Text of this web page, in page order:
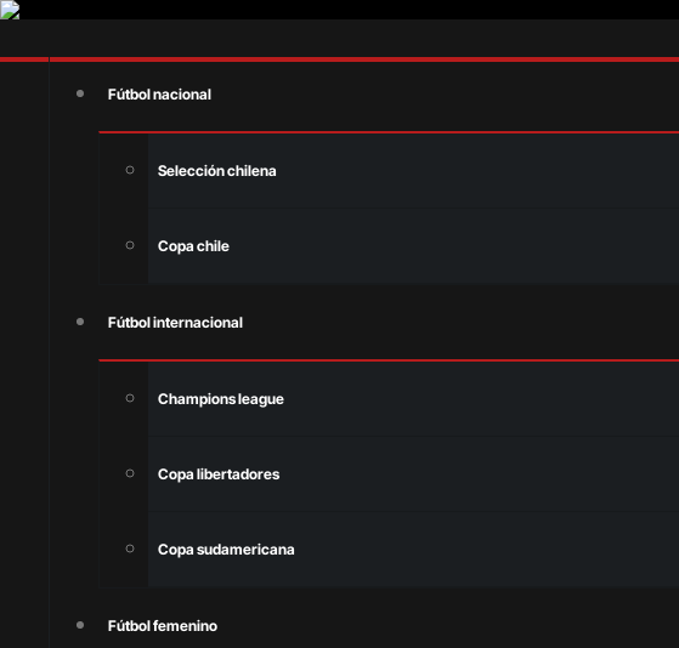
Fútbol nacional
Selección chilena
Copa chile
Fútbol internacional
Champions league
Copa libertadores
Copa sudamericana
Fútbol femenino